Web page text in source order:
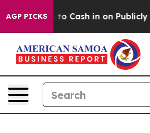
AGP PICKSto Cash in on Publicly